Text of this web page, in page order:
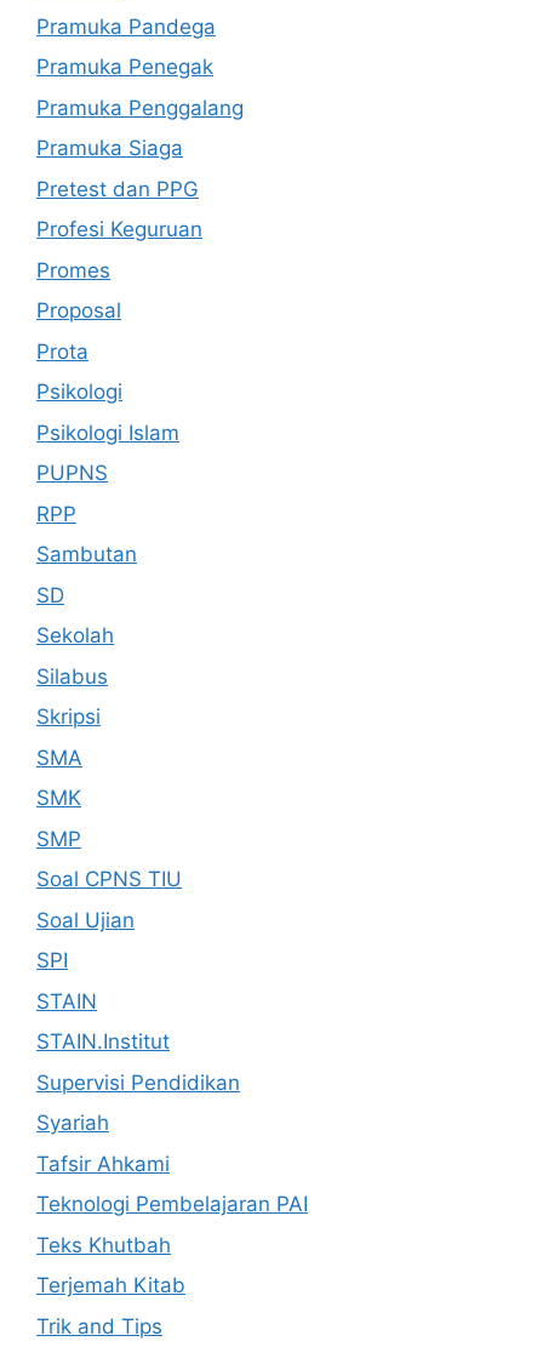
Pramuka Pandega
Pramuka Penegak
Pramuka Penggalang
Pramuka Siaga
Pretest dan PPG
Profesi Keguruan
Promes
Proposal
Prota
Psikologi
Psikologi Islam
PUPNS
RPP
Sambutan
SD
Sekolah
Silabus
Skripsi
SMA
SMK
SMP
Soal CPNS TIU
Soal Ujian
SPI
STAIN
STAIN.Institut
Supervisi Pendidikan
Syariah
Tafsir Ahkami
Teknologi Pembelajaran PAI
Teks Khutbah
Terjemah Kitab
Trik and Tips